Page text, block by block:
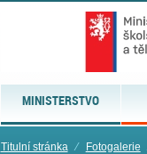
MINISTERSTVO
Titulní stránka ⁄ Fotogalerie